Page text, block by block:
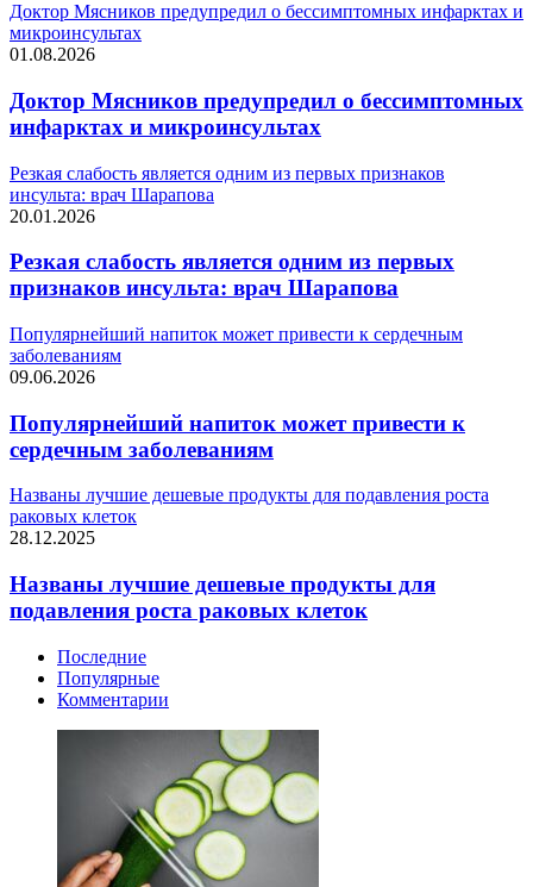
Доктор Мясников предупредил о бессимптомных инфарктах и
микроинсультах
01.08.2026
Доктор Мясников предупредил о бессимптомных
инфарктах и микроинсультах
Резкая слабость является одним из первых признаков
инсульта: врач Шарапова
20.01.2026
Резкая слабость является одним из первых
признаков инсульта: врач Шарапова
Популярнейший напиток может привести к сердечным
заболеваниям
09.06.2026
Популярнейший напиток может привести к
сердечным заболеваниям
Названы лучшие дешевые продукты для подавления роста
раковых клеток
28.12.2025
Названы лучшие дешевые продукты для
подавления роста раковых клеток
Последние
Популярные
Комментарии